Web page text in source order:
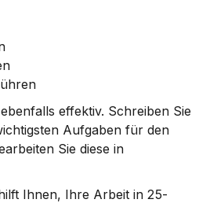
effektiv. Schreiben Sie
Aufgaben für den
Sie diese in
Ihnen, Ihre Arbeit in 25-